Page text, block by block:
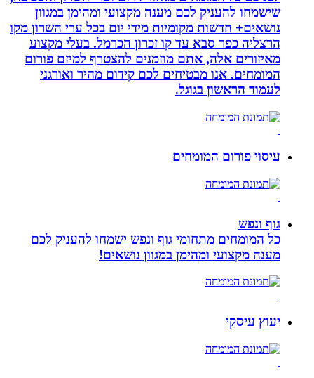
שישמחו להעניק לכם מענה מקצועי ומהימן במגוון
נושאים+ חדשות מקומיות מידי יום בכל ערי השרון מקו
הרצליה כפר סבא עד קו זכרון הכרמל. בעלי מקצוע
מאיזורים אלה, אתם מוזמנים להצטרף למיזם פורום
המומחים. אנו מבטיחים לכם קידום מהיר ואורגני
לעמוד הראשון בגוגל.
עיסוי פורום המומחים
גוף ונפש
כל המומחים מתחומי גוף ונפש ישמחו להעניק לכם
מענה מקצועי ומהימן במגוון נושאים!
יעוץ עיסקי